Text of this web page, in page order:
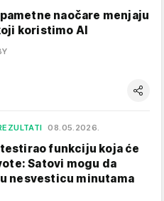
naočare menjaju
koristimo AI
08.05.2026.
funkciju koja će
Satovi mogu da
nesvesticu minutama